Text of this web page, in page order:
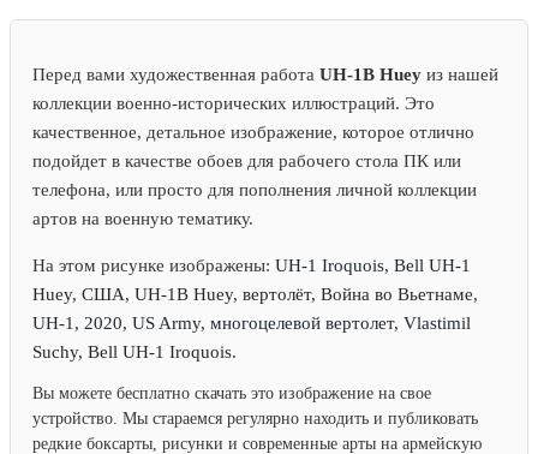
Перед вами художественная работа UH-1B Huey из нашей
коллекции военно-исторических иллюстраций. Это
качественное, детальное изображение, которое отлично
подойдет в качестве обоев для рабочего стола ПК или
телефона, или просто для пополнения личной коллекции
артов на военную тематику.
На этом рисунке изображены: UH-1 Iroquois, Bell UH-1
Huey, США, UH-1B Huey, вертолёт, Война во Вьетнаме,
UH-1, 2020, US Army, многоцелевой вертолет, Vlastimil
Suchy, Bell UH-1 Iroquois.
Вы можете бесплатно скачать это изображение на свое
устройство. Мы стараемся регулярно находить и публиковать
редкие боксарты, рисунки и современные арты на армейскую